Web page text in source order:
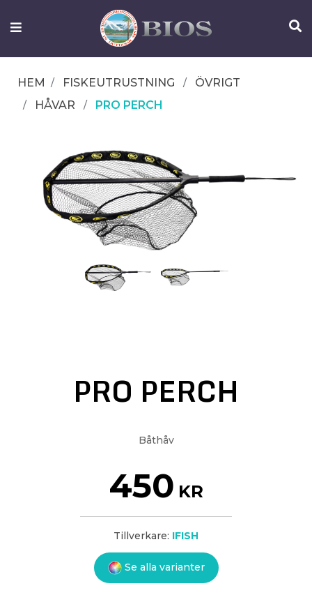
FISKEUTRUSTNING
OM
IFISH
HEM FISKEUTRUSTNING
ÖVRIGT
HÅVAR
PRO PERCH
PRO PERCH
Båthåv
450 KR
Tillverkare: IFISH
Se alla varianter